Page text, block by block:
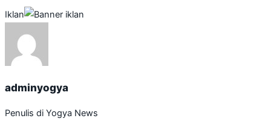
Iklan
adminyogya
Penulis di Yogya News